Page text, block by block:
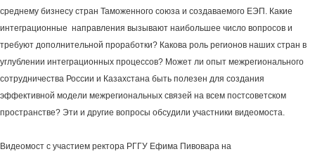
среднему бизнесу стран Таможенного союза и создаваемого ЕЭП. Какие
интеграционные направления вызывают наибольшее число вопросов и
требуют дополнительной проработки? Какова роль регионов наших стран в
углублении интеграционных процессов? Может ли опыт межрегионального
сотрудничества России и Казахстана быть полезен для создания
эффективной модели межрегиональных связей на всем постсоветском
пространстве? Эти и другие вопросы обсудили участники видеомоста.
Видеомост с участием ректора РГГУ Ефима Пивовара на